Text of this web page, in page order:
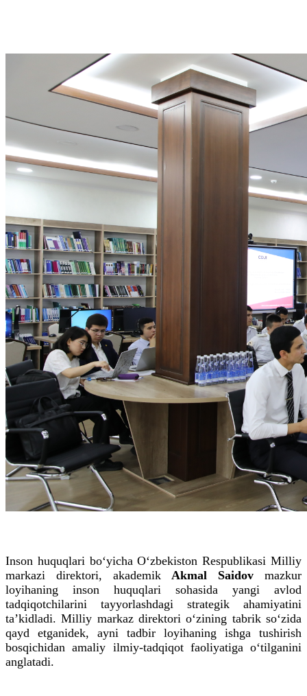
Inson huquqlari bo‘yicha O‘zbekiston Respublikasi Milliy
markazi direktori, akademik Akmal Saidovmazkur
loyihaning inson huquqlari sohasida yangi avlod
tadqiqotchilarini tayyorlashdagi strategik ahamiyatini
taʼkidladi. Milliy markaz direktori o‘zining tabrik so‘zida
qayd etganidek, ayni tadbir loyihaning ishga tushirish
bosqichidan amaliy ilmiy-tadqiqot faoliyatiga o‘tilganini
anglatadi.